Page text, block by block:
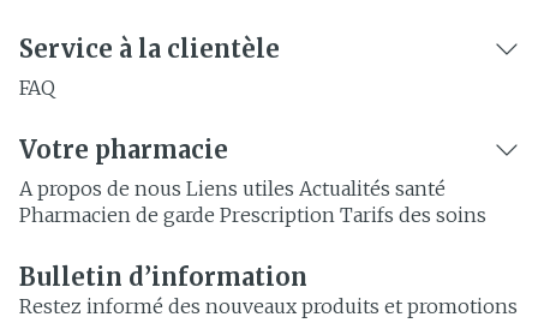
Service à la clientèle
FAQ
Votre pharmacie
A propos de nous Liens utiles Actualités santé
Pharmacien de garde Prescription Tarifs des soins
Bulletin d’information
Restez informé des nouveaux produits et promotions